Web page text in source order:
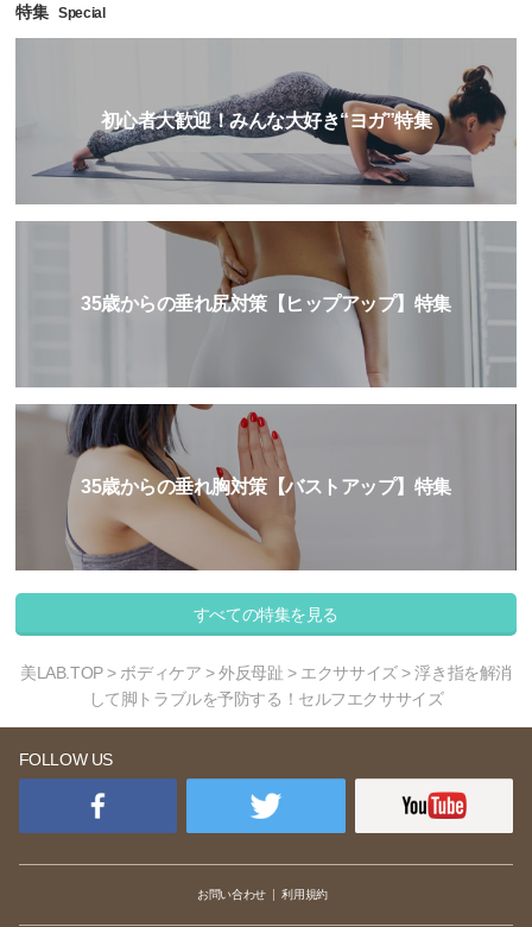
特集 Special
初心者大歓迎！みんな大好き“ヨガ”特集
35歳からの垂れ尻対策【ヒップアップ】特集
35歳からの垂れ胸対策【バストアップ】特集
すべての特集を見る
美LAB.TOP> ボディケア >外反母趾 > エクササイズ> 浮き指を解消
して脚トラブルを予防する！セルフエクササイズ
FOLLOW US
お問い合わせ 利用規約